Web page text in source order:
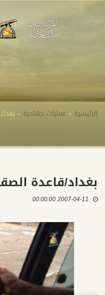
الرئيسية » عمليات جهادية » بغداد/
بغداد/قاعدة الصقر11-4-
2007-04-11 00:00:00